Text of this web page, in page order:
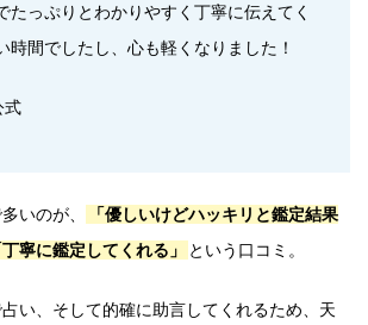
たっぷりとわかりやすく丁寧に伝えてく
時間でしたし、心も軽くなりました！
式
いのが、
「優しいけどハッキリと鑑定結果
寧に鑑定してくれる」
という口コミ。
い、そして的確に助言してくれるため、天